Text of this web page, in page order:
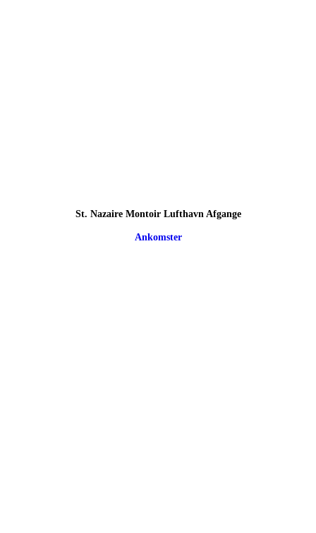
St. Nazaire Montoir Lufthavn Afgange
Ankomster